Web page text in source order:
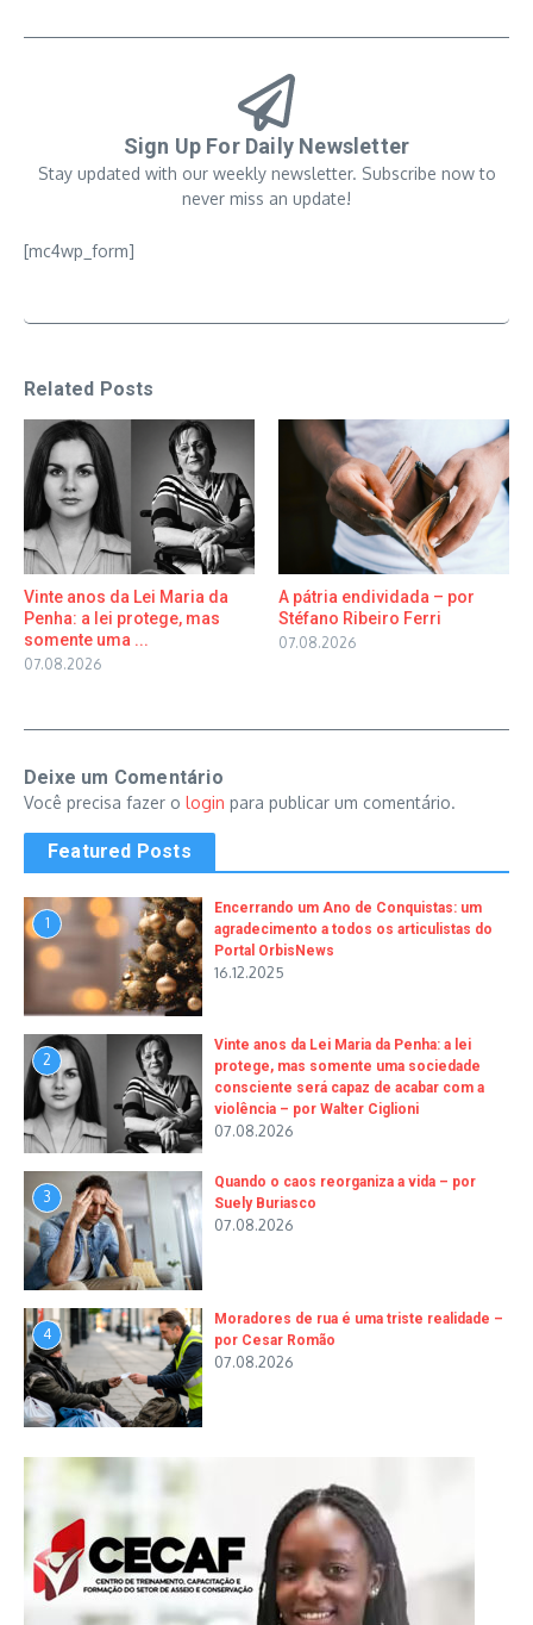
Sign Up For Daily Newsletter
Stay updated with our weekly newsletter. Subscribe now to
never miss an update!
[mc4wp_form]
Related Posts
Vinte anos da Lei Maria da
Penha: a lei protege, mas
somente uma ...
07.08.2026
A pátria endividada – por
Stéfano Ribeiro Ferri
07.08.2026
Deixe um Comentário
Você precisa fazer o login para publicar um comentário.
Featured Posts
1
Encerrando um Ano de Conquistas: um
agradecimento a todos os articulistas do
Portal OrbisNews
16.12.2025
2
Vinte anos da Lei Maria da Penha: a lei
protege, mas somente uma sociedade
consciente será capaz de acabar com a
violência – por Walter Ciglioni
07.08.2026
3
Quando o caos reorganiza a vida – por
Suely Buriasco
07.08.2026
4
Moradores de rua é uma triste realidade –
por Cesar Romão
07.08.2026